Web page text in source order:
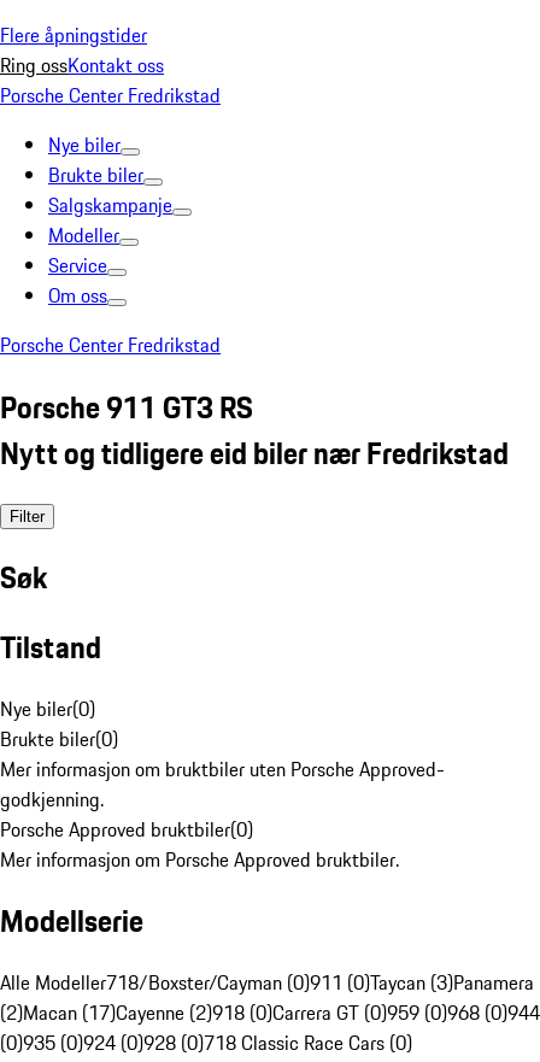
Flere åpningstider
Ring ossKontakt oss
Porsche Center Fredrikstad
Nye biler
Brukte biler
Salgskampanje
Modeller
Service
Om oss
Porsche Center Fredrikstad
Porsche 911 GT3 RS
Nytt og tidligere eid biler nær Fredrikstad
Filter
Søk
Tilstand
Nye biler(0)
Brukte biler(0)
Mer informasjon om bruktbiler uten Porsche Approved-
godkjenning.
Porsche Approved bruktbiler(0)
Mer informasjon om Porsche Approved bruktbiler.
Modellserie
Alle Modeller718/Boxster/Cayman (0)911 (0)Taycan (3)Panamera
(2)Macan (17)Cayenne (2)918 (0)Carrera GT (0)959 (0)968 (0)944
(0)935 (0)924 (0)928 (0)718 Classic Race Cars (0)